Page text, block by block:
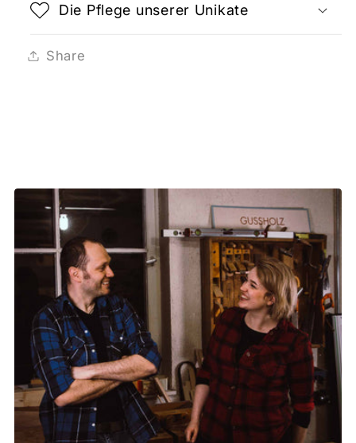
Die Pflege unserer Unikate
Share